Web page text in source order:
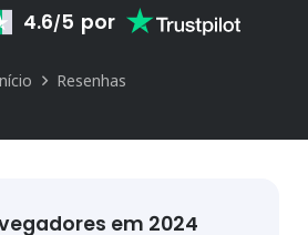
4.6/5 por
Resenhas
em 2024